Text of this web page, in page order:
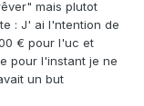
mais plutot
: J' ai l'ntention de
€ pour l'uc et
pour l'instant je ne
un but